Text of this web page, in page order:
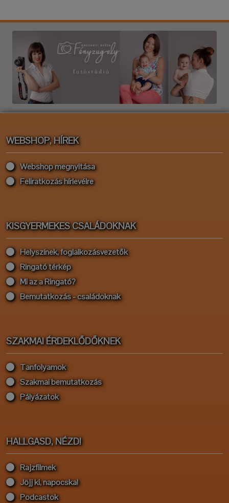
WEBSHOP, HÍREK
Webshop megnyitása
Feliratkozás hírlevélre
KISGYERMEKES CSALÁDOKNAK
Helyszínek, foglalkozásvezetők
Ringató térkép
Mi az a Ringató?
Bemutatkozás - családoknak
SZAKMAI ÉRDEKLŐDŐKNEK
Tanfolyamok
Szakmai bemutatkozás
Pályázatok
HALLGASD, NÉZD!
Rajzfilmek
Jöjj ki, napocska!
Podcastok